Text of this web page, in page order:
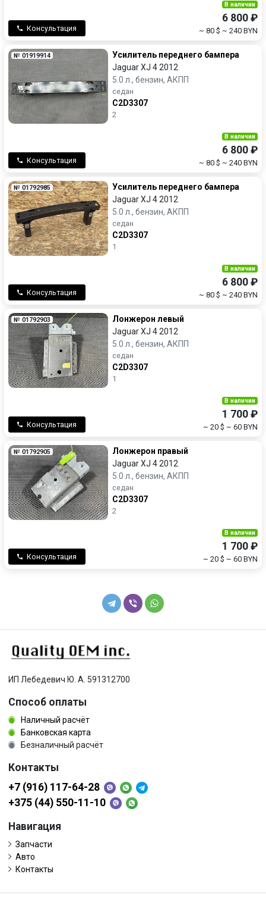
Консультация
В наличии
6 800 ₽
~ 80 $ ~ 240 BYN
№ 01919914
Усилитель переднего бампера
Jaguar XJ 4 2012
5.0 л., бензин, АКПП
седан
C2D3307
2
Консультация
В наличии
6 800 ₽
~ 80 $ ~ 240 BYN
№ 01792985
Усилитель переднего бампера
Jaguar XJ 4 2012
5.0 л., бензин, АКПП
седан
C2D3307
1
Консультация
В наличии
6 800 ₽
~ 80 $ ~ 240 BYN
№ 01792903
Лонжерон левый
Jaguar XJ 4 2012
5.0 л., бензин, АКПП
седан
C2D3307
1
Консультация
В наличии
1 700 ₽
~ 20 $ ~ 60 BYN
№ 01792905
Лонжерон правый
Jaguar XJ 4 2012
5.0 л., бензин, АКПП
седан
C2D3307
2
Консультация
В наличии
1 700 ₽
~ 20 $ ~ 60 BYN
ИП Лебедевич Ю. А. 591312700
Способ оплаты
Наличный расчёт
Банковская карта
Безналичный расчёт
Контакты
+7 (916) 117-64-28
+375 (44) 550-11-10
Навигация
Запчасти
Авто
Контакты